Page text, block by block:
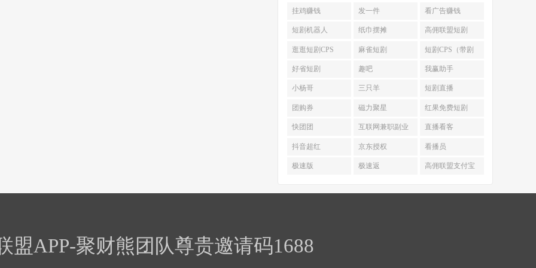
挂鸡赚钱 发一件 看广告赚钱
短剧机器人 纸巾摆摊 高佣联盟短剧
CPS
逛逛短剧CPS 麻雀短剧 短剧CPS（带剧
达人-短剧分销）
好省短剧 趣吧 我赢助手
小杨哥 三只羊 短剧直播
团购券 磁力聚星 红果免费短剧
快团团 互联网兼职副业
合集
直播看客
抖音超红 京东授权 看播员
极速版 极速返 高佣联盟支付宝
盟APP-聚财熊团队尊贵邀请码1688